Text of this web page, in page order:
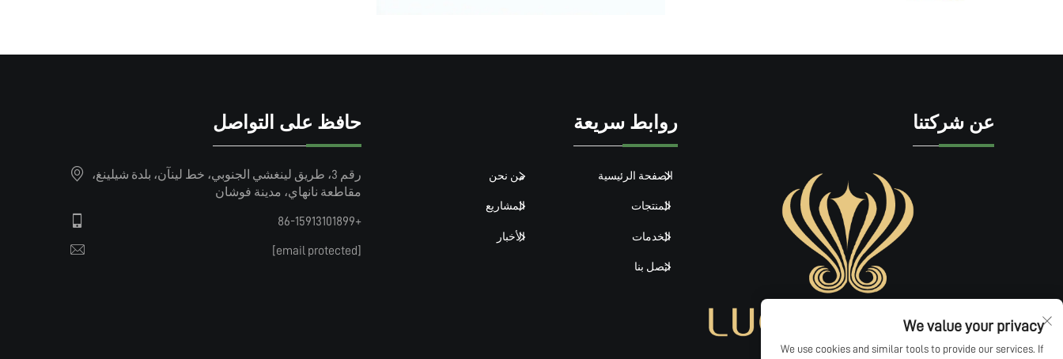
عن شركتنا روابط سريعة
الصفحة الرئيسية من نحن
المنتجات المشاريع
الخدمات الأخبار
اتصل بنا
حافظ على التواصل
رقم 3، طريق لينغشي الجنوبي، خط لينآن، بلدة شيلينغ،
مقاطعة نانهاي، مدينة فوشان
+86-15913101899
[email protected]
We value your privacy
We use cookies and similar tools to provide our services. If